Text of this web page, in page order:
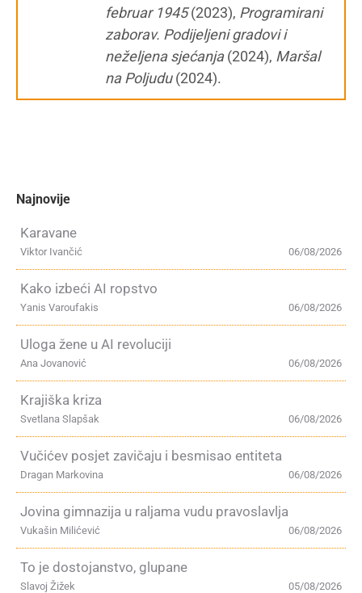
februar 1945(2023), Programirani
zaborav. Podijeljeni gradovi i
neželjena sjećanja(2024), Maršal
na Poljudu(2024).
Najnovije
Karavane
06/08/2026
Viktor Ivančić
Kako izbeći AI ropstvo
06/08/2026
Yanis Varoufakis
Uloga žene u AI revoluciji
06/08/2026
Ana Jovanović
Krajiška kriza
06/08/2026
Svetlana Slapšak
Vučićev posjet zavičaju i besmisao entiteta
06/08/2026
Dragan Markovina
Jovina gimnazija u raljama vudu pravoslavlja
06/08/2026
Vukašin Milićević
To je dostojanstvo, glupane
05/08/2026
Slavoj Žižek